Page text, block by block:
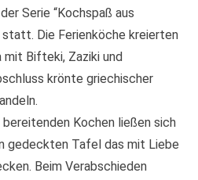
Serie “Kochspaß aus
Die Ferienköche kreierten
mit Bifteki, Zaziki und
krönte griechischer
Kochen ließen sich
gedeckten Tafel das mit Liebe
Beim Verabschieden